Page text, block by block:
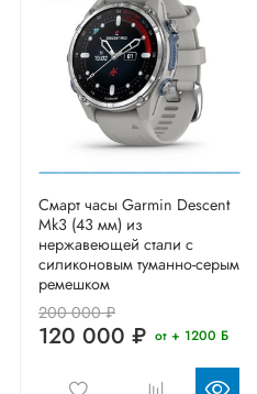
Смарт часы Garmin Descent
Mk3 (43 мм) из
нержавеющей стали с
силиконовым туманно-серым
ремешком
200 000 ₽
120 000 ₽ от + 1200 Б